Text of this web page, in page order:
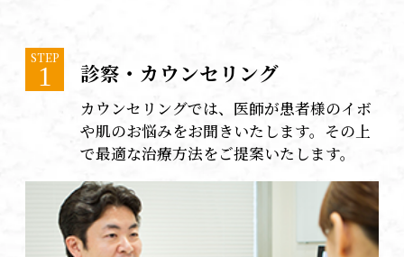
STEP
1 診察・カウンセリング
カウンセリングでは、医師が患者様のイボ
や肌のお悩みをお聞きいたします。その上
で最適な治療方法をご提案いたします。